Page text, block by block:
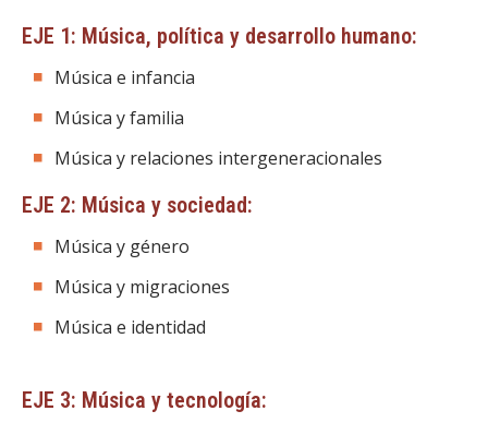
EJE 1: Música, política y desarrollo humano:
Música e infancia
Música y familia
Música y relaciones intergeneracionales
EJE 2: Música y sociedad:
Música y género
Música y migraciones
Música e identidad
EJE 3: Música y tecnología: